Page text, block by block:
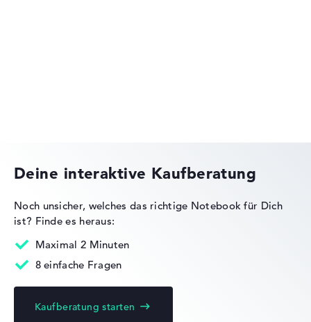
Lenovo Yoga
Deine interaktive Kaufberatung
Noch unsicher, welches das richtige Notebook für Dich
ist? Finde es heraus:
Maximal 2 Minuten
8 einfache Fragen
Kaufberatung starten